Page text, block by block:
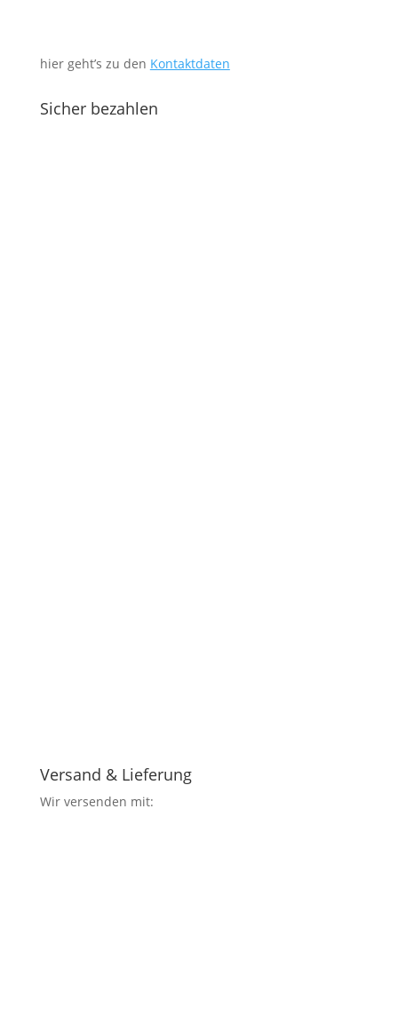
hier geht’s zu den Kontaktdaten
Sicher bezahlen
Versand & Lieferung
Wir versenden mit: